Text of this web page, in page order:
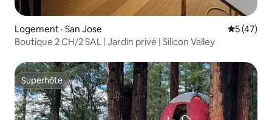
Logement · San Jose Note
5 (47)
Boutique 2 CH/2 SAL | Jardin privé | Silicon Valley
Superhôte
Superhôte